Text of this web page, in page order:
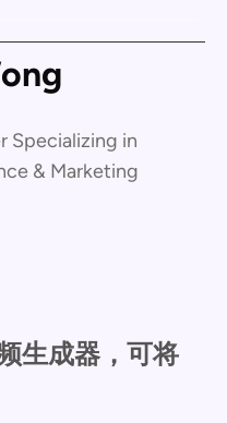
Specializing in
& Marketing
生成器，可将